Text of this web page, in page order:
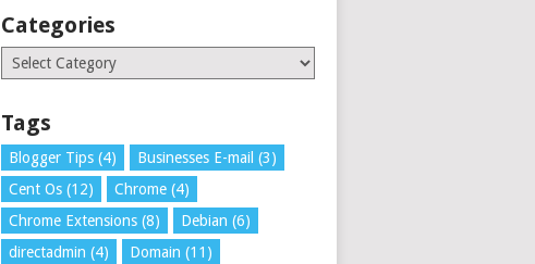
Categories
Categories
Tags
Blogger Tips (4) Businesses E-mail (3)
Cent Os (12) Chrome (4)
Chrome Extensions (8) Debian (6)
directadmin (4) Domain (11)